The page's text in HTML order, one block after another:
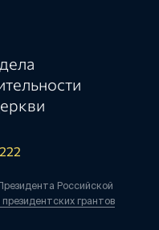
Российской
грантов